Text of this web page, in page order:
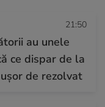
21:50
au unele
ce dispar de la
de rezolvat